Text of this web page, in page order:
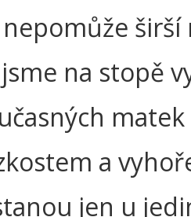
širší
na stopě
matek
a
jen u